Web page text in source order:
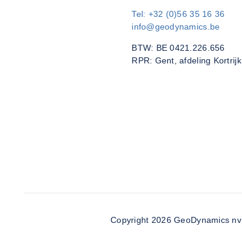
Tel: +32 (0)56 35 16 36
info@geodynamics.be
BTW: BE 0421.226.656
RPR: Gent, afdeling Kortrijk
Copyright 2026 GeoDynamics nv